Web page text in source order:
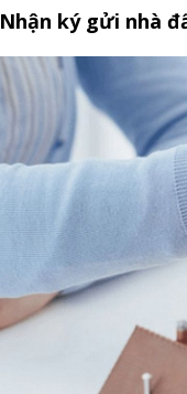
Nhận ký gửi nhà